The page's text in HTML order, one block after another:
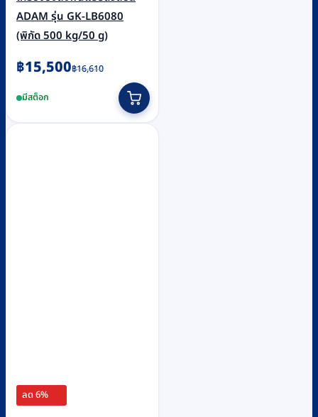
ADAM รุ่น GK-LB6080
(พิกัด 500 kg/50 g)
฿16,610
Original
was:
฿16,610.
฿15,500
Current
is:
฿15,500.
มีสต็อก
ลด 6%